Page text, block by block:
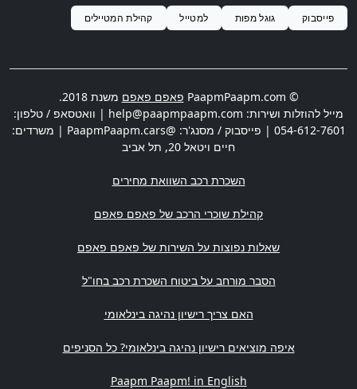
פייסבוק גוגל מפות למטייל קהילת המטיילים
© PaapmPaapm.com פאפם פאפם משנת 2018.
מייל להוזלות ושירות: help@paapmpaapm.com | וואטסאפ / טלפון:
054-612-7601 | פייסבוק / מסנג'ר: @PaapmPaapm.cars | משרדים:
חיים ויטאל 20
, תל אביב
השכרת רכב השוואת מחירים
קהילת שוכרי הרכב של פאפם פאפם
שאלות נפוצות על השירות של פאפם פאפם
הסבר מורחב על ביטוח השכרת רכב בחו"ל
האם צריך רישיון נהיגה בינלאומי
איפה מוציאים רישיון נהיגה בינלאומי? כל הסניפים
Paapm Paapm! in English